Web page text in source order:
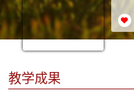
教学成果